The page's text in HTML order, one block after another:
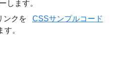
します。
ンクを
CSSサンプルコード
。